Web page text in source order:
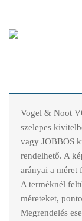
Vogel & Noot
szelepes
vagy JOBBOS
rendelhető. A
arányai a méret
A terméknél
méreteket,
Megrendelés